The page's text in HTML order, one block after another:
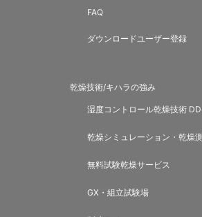
FAQ
ダウンロードユーザー登録
乾燥技術/キハラの強み
湿度コントロール乾燥技術
乾燥シミュレーション・乾燥
無料試験乾燥サービス
GX・組立試験場